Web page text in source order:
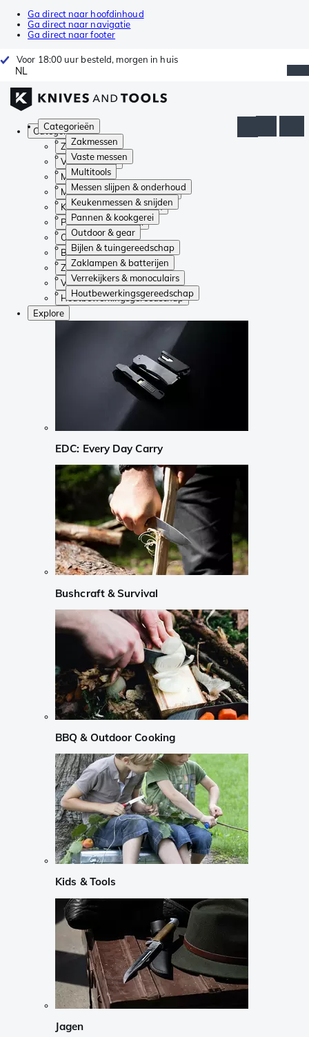
Ga direct naar hoofdinhoud
Ga direct naar navigatie
Ga direct naar footer
Voor 18:00 uur besteld, morgen in huis
NL
Categorieën
Zakmessen
Vaste messen
Multitools
Messen slijpen & onderhoud
Keukenmessen & snijden
Pannen & kookgerei
Outdoor & gear
Bijlen & tuingereedschap
Zaklampen & batterijen
Verrekijkers & monoculairs
Houtbewerkingsgereedschap
Categorieën
Zakmessen
Vaste messen
Multitools
Messen slijpen & onderhoud
Keukenmessen & snijden
Pannen & kookgerei
Outdoor & gear
Bijlen & tuingereedschap
Zaklampen & batterijen
Verrekijkers & monoculairs
Houtbewerkingsgereedschap
Explore
EDC: Every Day Carry
Bushcraft & Survival
BBQ & Outdoor Cooking
Kids & Tools
Jagen